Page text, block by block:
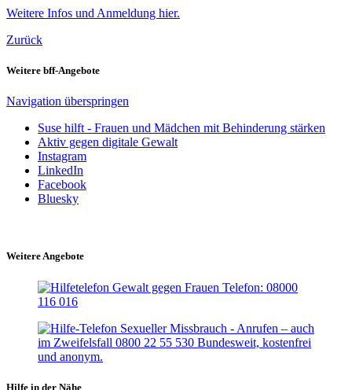
Weitere Infos und Anmeldung hier.
Zurück
Weitere bff-Angebote
Navigation überspringen
Suse hilft - Frauen und Mädchen mit Behinderung stärken
Aktiv gegen digitale Gewalt
Instagram
LinkedIn
Facebook
Bluesky
Weitere Angebote
Hilfe in der Nähe